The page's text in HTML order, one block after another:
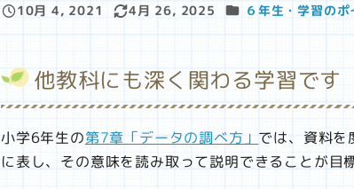
投稿日
10月 4, 2021 更新日
4月 26, 2025 カテゴリー
６年生・学習のポ
他教科にも深く関わる学習です
小学6年生の第7章「データの調べ方」 では、資料を
に表し、その意味を読み取って説明できることが目